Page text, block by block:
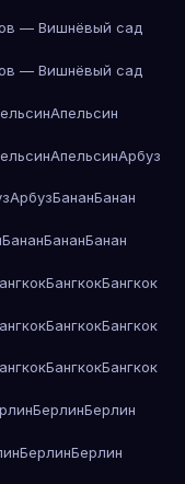
— Вишнёвый сад
— Вишнёвый сад
Апельсин
АпельсинАрбуз
АрбузБананБанан
БананБананБанан
БангкокБангкок
БангкокБангкок
БангкокБангкок
БерлинБерлин
БерлинБерлин